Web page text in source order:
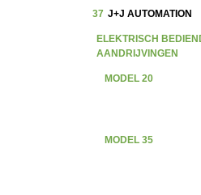
37 J+J AUTOMATION
ELEKTRISCH
AANDRIJVINGEN
MODEL 20
MODEL 35